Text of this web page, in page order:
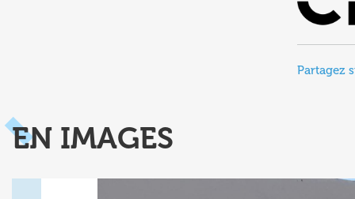
Partagez
EN IMAGES